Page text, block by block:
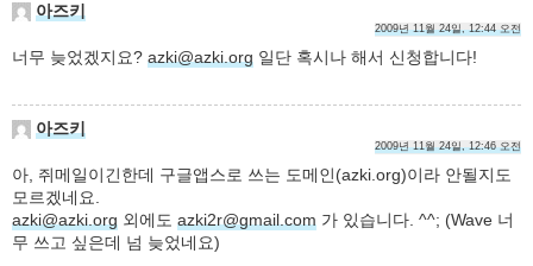
아즈키
2009년 11월 24일, 12:44 오전
너무 늦었겠지요? azki@azki.org 일단 혹시나 해서 신청합니다!
아즈키
2009년 11월 24일, 12:46 오전
아, 쥐메일이긴한데 구글앱스로 쓰는 도메인(azki.org)이라 안될지도
모르겠네요.
azki@azki.org 외에도 azki2r@gmail.com 가 있습니다. ^^; (Wave 너
무 쓰고 싶은데 넘 늦었네요)